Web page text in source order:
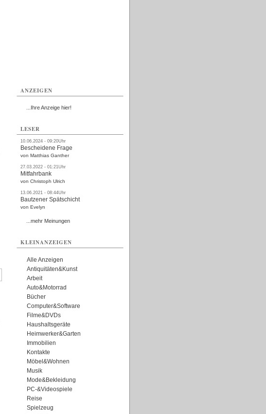
ANZEIGEN
...Ihre Anzeige hier!
LESER
10.06.2024 - 09:20Uhr
Bescheidene Frage
von Matthias Ganther
27.03.2022 - 01:21Uhr
Mitfahrbank
von Christoph Ulrich
13.06.2021 - 08:44Uhr
Bautzener Spätschicht
von Evelyn
...mehr Meinungen
KLEINANZEIGEN
Alle Anzeigen
Antiquitäten&Kunst
Arbeit
Auto&Motorrad
Bücher
Computer&Software
Filme&DVDs
Haushaltsgeräte
Heimwerker&Garten
Immobilien
Kontakte
Möbel&Wohnen
Musik
Mode&Bekleidung
PC-&Videospiele
Reise
Spielzeug